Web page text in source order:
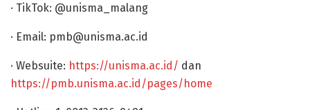
· TikTok: @unisma_malang
· Email: pmb@unisma.ac.id
· Websuite: https://unisma.ac.id/ dan
https://pmb.unisma.ac.id/pages/home